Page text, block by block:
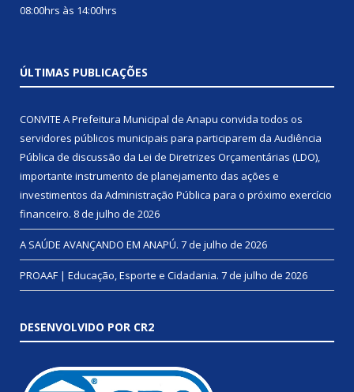
08:00hrs às 14:00hrs
ÚLTIMAS PUBLICAÇÕES
CONVITE A Prefeitura Municipal de Anapu convida todos os
servidores públicos municipais para participarem da Audiência
Pública de discussão da Lei de Diretrizes Orçamentárias (LDO),
importante instrumento de planejamento das ações e
investimentos da Administração Pública para o próximo exercício
financeiro. 8 de julho de 2026
A SAÚDE AVANÇANDO EM ANAPÚ. 7 de julho de 2026
PROAAF | Educação, Esporte e Cidadania. 7 de julho de 2026
DESENVOLVIDO POR CR2